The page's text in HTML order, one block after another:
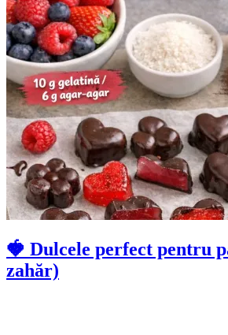
🍓 Dulcele perfect pentru
zahăr)